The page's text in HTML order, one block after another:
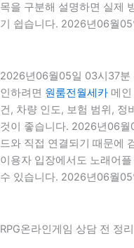
목을 구분해 설명하면 실제
기 쉽습니다. 2026년06월
2026년06월05일 03시37분
인하려면 원룸전월세카 메
건, 차량 인도, 보험 범위, 정
것이 좋습니다. 2026년06
드와 직접 연결되기 때문에
이용자 입장에서도 노래어
수 있습니다. 2026년06월
RPG온라인게임 상담 전 정